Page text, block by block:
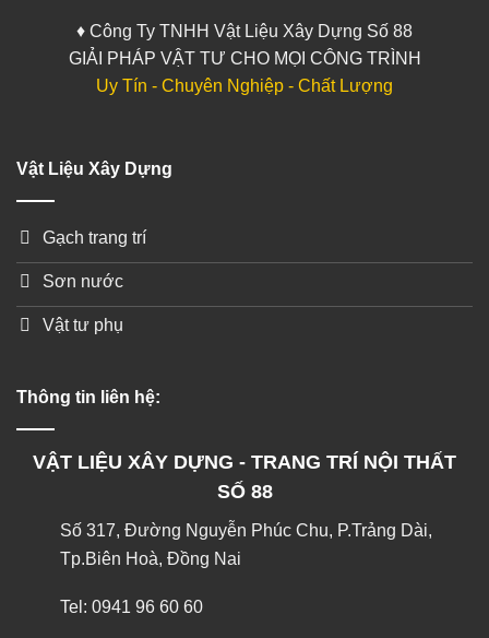
♦ Công Ty TNHH Vật Liệu Xây Dựng Số 88
GIẢI PHÁP VẬT TƯ CHO MỌI CÔNG TRÌNH
Uy Tín - Chuyên Nghiệp - Chất Lượng
Vật Liệu Xây Dựng
Gạch trang trí
Sơn nước
Vật tư phụ
Thông tin liên hệ:
VẬT LIỆU XÂY DỰNG - TRANG TRÍ NỘI THẤT
SỐ 88
Số 317, Đường Nguyễn Phúc Chu, P.Trảng Dài,
Tp.Biên Hoà, Đồng Nai
Tel: 0941 96 60 60